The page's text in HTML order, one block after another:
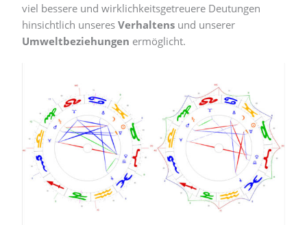
viel bessere und wirklichkeitsgetreuere Deutungen
hinsichtlich unseresVerhaltens und unserer
Umweltbeziehungen ermöglicht.